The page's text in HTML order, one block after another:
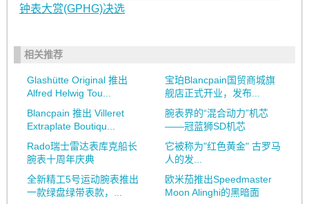
钟表大赏(GPHG)决选
相关推荐
Glashütte Original 推出
Alfred Helwig Tou...
宝珀Blancpain国贸商城旗
舰店正式开业，发布...
Blancpain 推出 Villeret
Extraplate Boutiqu...
腕表界的“混合动力”机芯
——冠蓝狮SD机芯
Rado瑞士雷达表库克船长
腕表十周年庆典
它被称为"红色黄金" 古罗马
人的发...
全新精工5号运动腕表推出
一款绿盘绿带表款，...
欧米茄推出Speedmaster
Moon Alinghi的黑暗面